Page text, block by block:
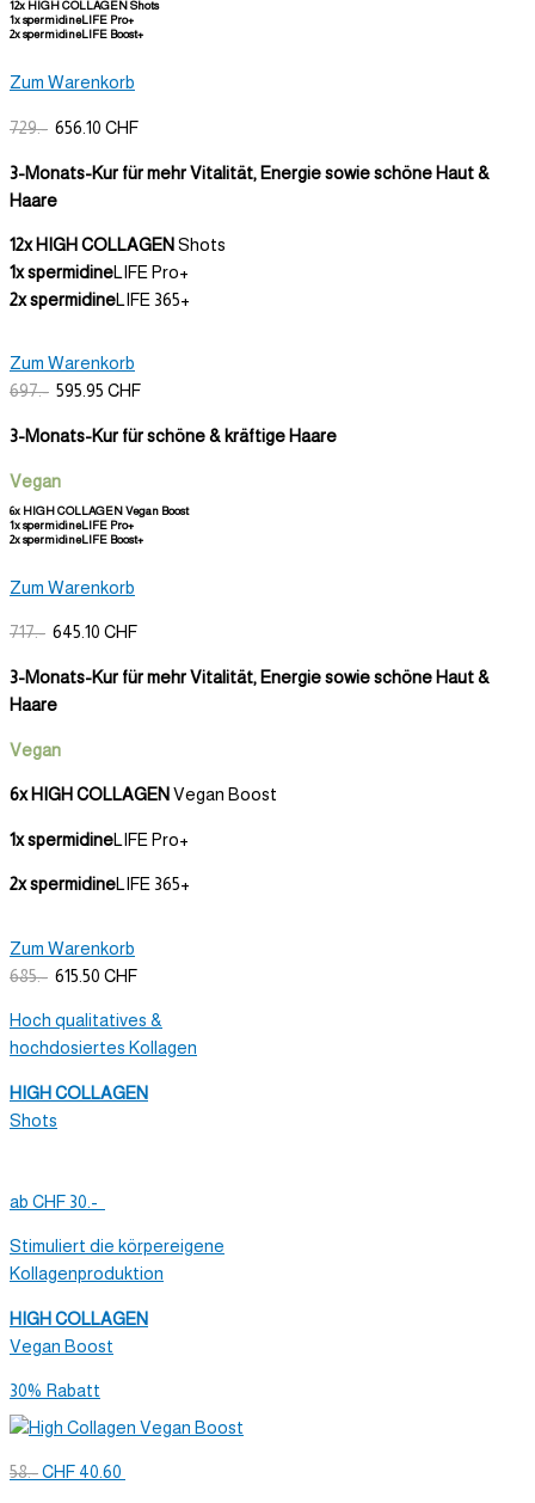
12x HIGH COLLAGEN Shots
1x spermidineLIFE Pro+
2x spermidineLIFE Boost+
Zum Warenkorb
729.- 656.10 CHF
3-Monats-Kur für mehr Vitalität, Energie sowie schöne Haut &
Haare
12x HIGH COLLAGEN Shots
1x spermidineLIFE Pro+
2x spermidineLIFE 365+
Zum Warenkorb
697.- 595.95 CHF
3-Monats-Kur für schöne & kräftige Haare
Vegan
6x HIGH COLLAGENVegan Boost
1x spermidineLIFE Pro+
2x spermidineLIFE Boost+
Zum Warenkorb
717.- 645.10 CHF
3-Monats-Kur für mehr Vitalität, Energie sowie schöne Haut &
Haare
Vegan
6x HIGH COLLAGEN Vegan Boost
1x spermidineLIFE Pro+
2x spermidineLIFE 365+
Zum Warenkorb
685.- 615.50 CHF
Hoch qualitatives &
hochdosiertes Kollagen
HIGH COLLAGEN
Shots
ab CHF 30.-
Stimuliert die körpereigene
Kollagenproduktion
HIGH COLLAGEN
Vegan Boost
30% Rabatt
58.-CHF 40.60